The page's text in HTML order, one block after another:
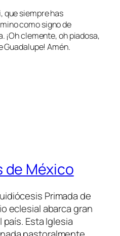
que siempre has
como signo de
¡Oh clemente, oh piadosa,
Guadalupe! Amén.
de México
Primada de
eclesial abarca gran
Esta Iglesia